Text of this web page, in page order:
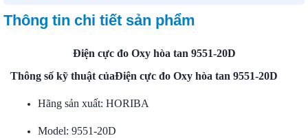
Thông tin chi tiết sản phẩm
Điện cực đo Oxy hòa tan 9551-20D
Thông số kỹ thuật củaĐiện cực đo Oxy hòa tan 9551-20D
Hãng sản xuất: HORIBA
Model: 9551-20D